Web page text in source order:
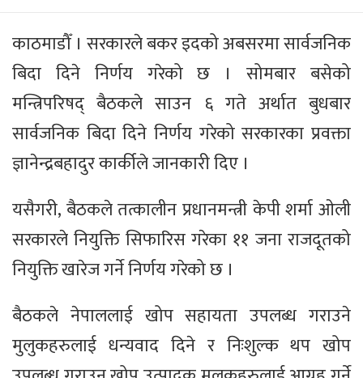
काठमाडौँ । सरकारले बकर इदको अबसरमा सार्वजनिक
बिदा दिने निर्णय गरेको छ । सोमबार बसेको
मन्त्रिपरिषद् बैठकले साउन ६ गते अर्थात बुधबार
सार्वजनिक बिदा दिने निर्णय गरेको सरकारका प्रवक्ता
ज्ञानेन्द्रबहादुर कार्कीले जानकारी दिए ।
यसैगरी, बैठकले तत्कालीन प्रधानमन्त्री केपी शर्मा ओली
सरकारले नियुक्ति सिफारिस गरेका ११ जना राजदूतको
नियुक्ति खारेज गर्ने निर्णय गरेको छ ।
बैठकले नेपाललाई खोप सहायता उपलब्ध गराउने
मुलुकहरुलाई धन्यवाद दिने र निःशुल्क थप खोप